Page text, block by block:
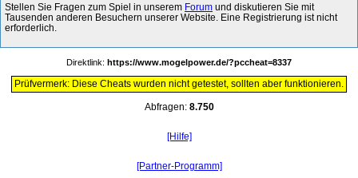
Stellen Sie Fragen zum Spiel in unserem Forum und diskutieren Sie mit
Tausenden anderen Besuchern unserer Website. Eine Registrierung ist nicht
erforderlich.
Direktlink: https://www.mogelpower.de/?pccheat=8337
Prüfvermerk: Diese Cheats wurden nicht getestet, sollten aber funktionieren.
Abfragen: 8.750
[Hilfe]
[Partner-Programm]